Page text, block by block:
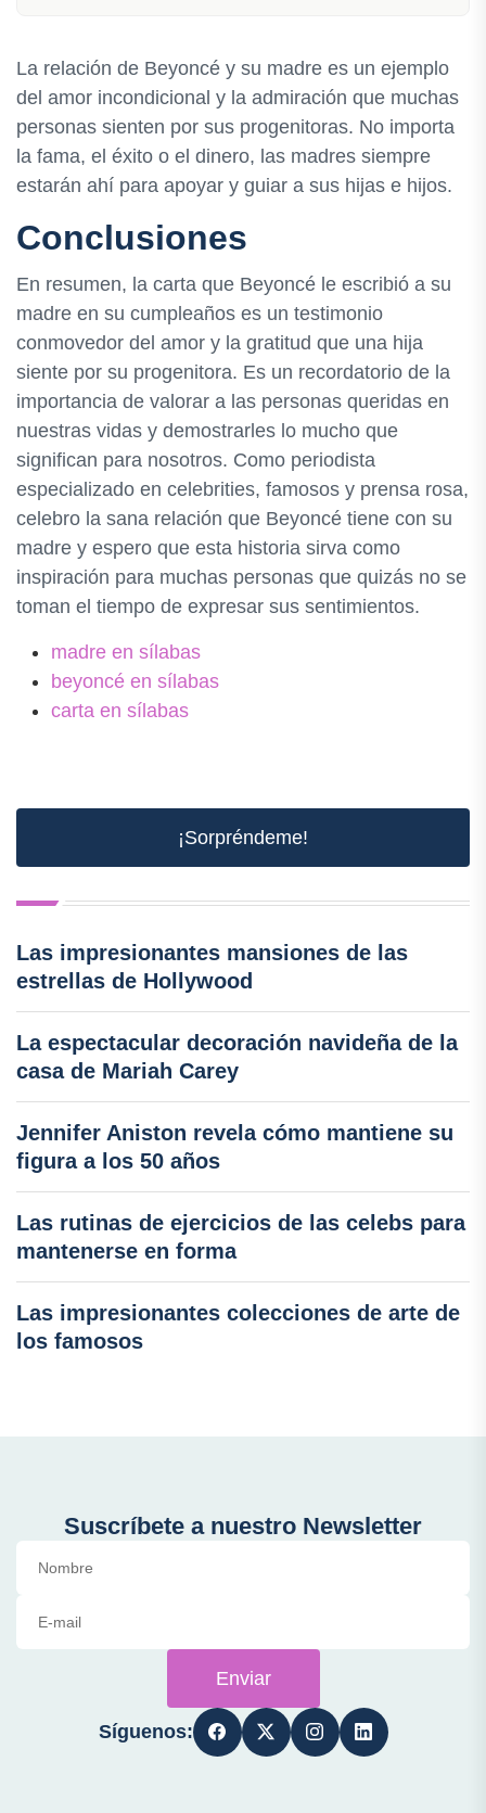
La relación de Beyoncé y su madre es un ejemplo
del amor incondicional y la admiración que muchas
personas sienten por sus progenitoras. No importa
la fama, el éxito o el dinero, las madres siempre
estarán ahí para apoyar y guiar a sus hijas e hijos.
Conclusiones
En resumen, la carta que Beyoncé le escribió a su
madre en su cumpleaños es un testimonio
conmovedor del amor y la gratitud que una hija
siente por su progenitora. Es un recordatorio de la
importancia de valorar a las personas queridas en
nuestras vidas y demostrarles lo mucho que
significan para nosotros. Como periodista
especializado en celebrities, famosos y prensa rosa,
celebro la sana relación que Beyoncé tiene con su
madre y espero que esta historia sirva como
inspiración para muchas personas que quizás no se
toman el tiempo de expresar sus sentimientos.
madre en sílabas
beyoncé en sílabas
carta en sílabas
¡Sorpréndeme!
Las impresionantes mansiones de las
estrellas de Hollywood
La espectacular decoración navideña de la
casa de Mariah Carey
Jennifer Aniston revela cómo mantiene su
figura a los 50 años
Las rutinas de ejercicios de las celebs para
mantenerse en forma
Las impresionantes colecciones de arte de
los famosos
Suscríbete a nuestro Newsletter
Enviar
Síguenos: